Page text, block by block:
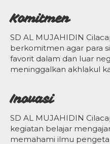
Komitmen
SD AL MUJAHIDIN
berkomitmen agar para
favorit dalam dan luar
meninggalkan akhlakul
Inovasi
SD AL MUJAHIDIN
kegiatan belajar
memahami ilmu